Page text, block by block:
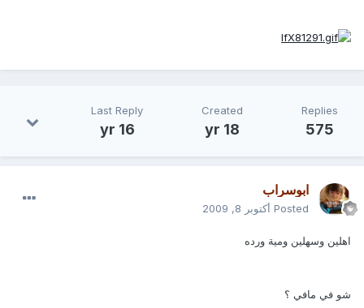
Replies
575
Created
18 yr
Last Reply
16 yr
ابوسراب
Posted أكتوبر 8, 2009
اهلين وسهلين ومية ورده
شو في مافي ؟